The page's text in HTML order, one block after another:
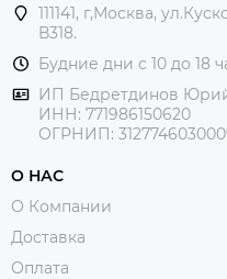
111141, г,Москва,
В318.
Будние дни с 10 до 18
ИП Бедретдинов
ИНН: 771986150620
ОГРНИП:
О НАС
О Компании
Доставка
Оплата